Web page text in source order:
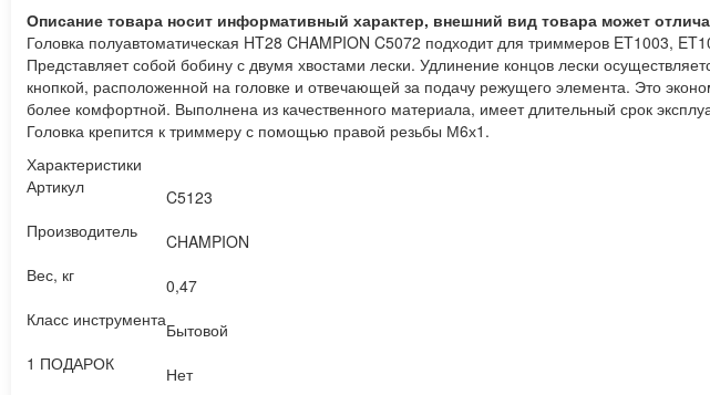
Описание товара носит информативный характер, внешний вид товара может
Головка полуавтоматическая HT28 CHAMPION C5072 подходит для триммеров ET1003,
Представляет собой бобину с двумя хвостами лески. Удлинение концов лески
кнопкой, расположенной на головке и отвечающей за подачу режущего элемента. Это
более комфортной. Выполнена из качественного материала, имеет длительный срок
Головка крепится к триммеру с помощью правой резьбы М6х1.
Характеристики
Артикул
C5123
Производитель
CHAMPION
Вес, кг
0,47
Класс инструментаБытовой
1 ПОДАРОК
Нет